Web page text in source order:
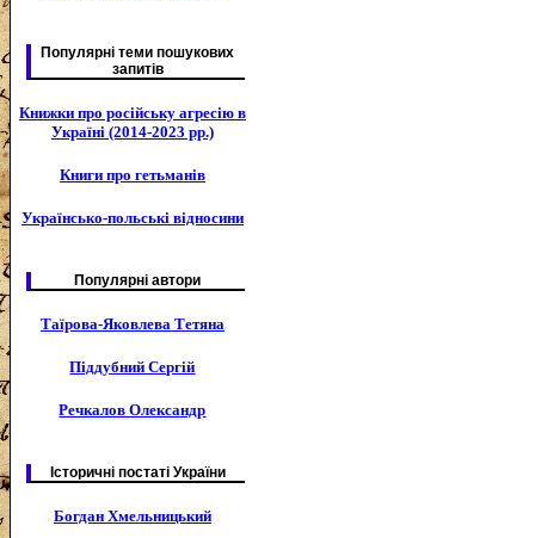
Популярні теми пошукових
запитів
Книжки про російську агресію в
Україні (2014-2023 рр.)
Книги про гетьманів
Українсько-польські відносини
Популярні автори
Таїрова-Яковлева Тетяна
Піддубний Сергій
Речкалов Олександр
Історичні постаті України
Богдан Хмельницький